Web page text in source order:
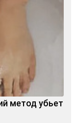
метод убьет